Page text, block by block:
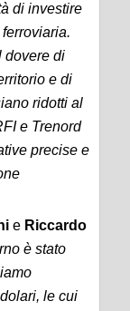
di investire
dovere di
e di
ridotti al
e Trenord
precise e
e Riccardo
è stato
le cui